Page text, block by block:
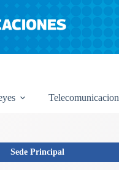
Sede Principal